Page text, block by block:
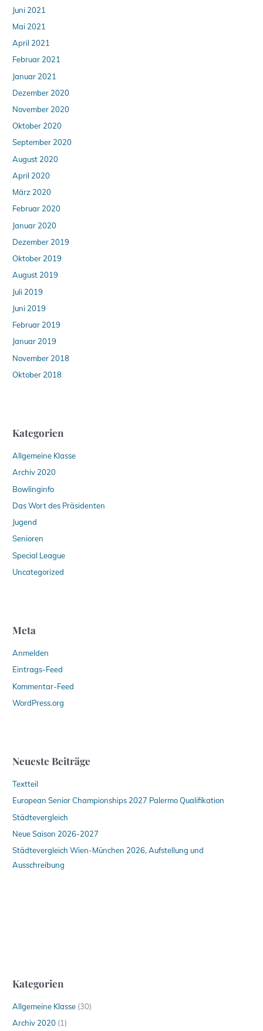
Juni 2021
Mai 2021
April 2021
Februar 2021
Januar 2021
Dezember 2020
November 2020
Oktober 2020
September 2020
August 2020
April 2020
März 2020
Februar 2020
Januar 2020
Dezember 2019
Oktober 2019
August 2019
Juli 2019
Juni 2019
Februar 2019
Januar 2019
November 2018
Oktober 2018
Kategorien
Allgemeine Klasse
Archiv 2020
Bowlinginfo
Das Wort des Präsidenten
Jugend
Senioren
Special League
Uncategorized
Meta
Anmelden
Eintrags-Feed
Kommentar-Feed
WordPress.org
Neueste Beiträge
Textteil
European Senior Championships 2027 Palermo Qualifikation
Städtevergleich
Neue Saison 2026-2027
Städtevergleich Wien-München 2026, Aufstellung und
Ausschreibung
Kategorien
Allgemeine Klasse (30)
Archiv 2020 (1)